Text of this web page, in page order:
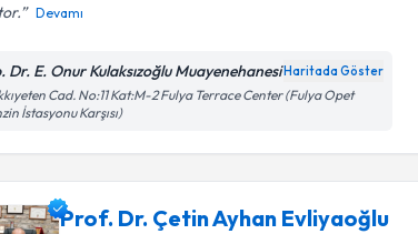
Devamı
Dr. E. Onur Kulaksızoğlu MuayenehanesiHaritada Göster
Cad. No:11 Kat:M-2 Fulya Terrace Center (Fulya Opet
İstasyonu Karşısı)
Prof. Dr. Çetin Ayhan Evliyaoğlu